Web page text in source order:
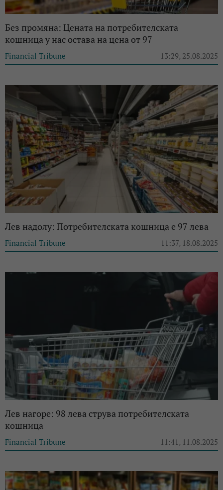
Без промяна: Цената на потребителската
кошница у нас остава на цена от 97
Financial Tribune 13:29, 25.08.2025
Лев надолу: Потребителската кошница е 97 лева
Financial Tribune 11:37, 18.08.2025
Лев нагоре: 98 лева струва потребителската
кошница
Financial Tribune 11:41, 11.08.2025